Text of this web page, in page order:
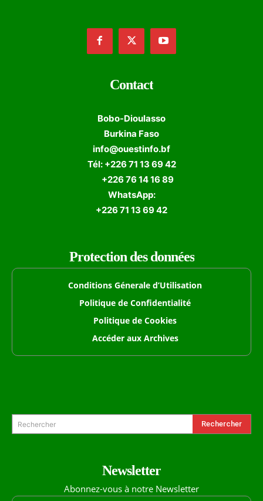
Contact
Bobo-Dioulasso
Burkina Faso
info@ouestinfo.bf
Tél: +226 71 13 69 42
+226 76 14 16 89
WhatsApp:
+226 71 13 69 42
Protection des données
Conditions Génerale d’Utilisation
Politique de Confidentialité
Politique de Cookies
Accéder aux Archives
Rechercher Rechercher
Newsletter
Abonnez-vous à notre Newsletter